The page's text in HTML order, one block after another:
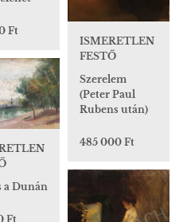
Ft
ISMERETLEN
FESTŐ
Szerelem
(Peter Paul
Rubens után)
485 000 Ft
a Dunán
Ft